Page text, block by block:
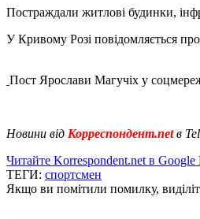
Постраждали житлові будинки,
У Кривому Розі повідомляється
Пост Ярослави Магучіх у
Новини від Корреспондент.netв
Читайте Korrespondent.net в Google
ТЕГИ: спортсмен
Якщо ви помітили помилку,